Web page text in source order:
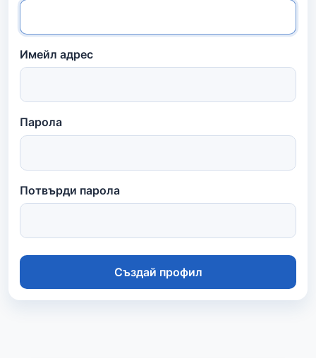
Имейл адрес
Парола
Потвърди парола
Създай профил